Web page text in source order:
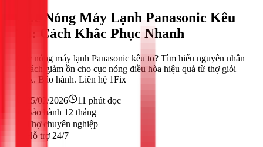
Cục Nóng Máy Lạnh Panasonic Kêu
To: Cách Khắc Phục Nhanh
Cục nóng máy lạnh Panasonic kêu to? Tìm hiểu nguyên nhân
& cách giảm ồn cho cục nóng điều hòa hiệu quả từ thợ giỏi
1Fix. Bảo hành. Liên hệ 1Fix
25/02/2026 11 phút đọc
Bảo hành 12 tháng
Thợ chuyên nghiệp
Hỗ trợ 24/7